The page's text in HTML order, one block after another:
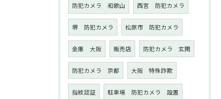
防犯カメラ 和歌山 西宮 防犯カメラ
堺 防犯カメラ 松原市 防犯カメラ
金庫 大阪 販売店 防犯カメラ 玄関
防犯カメラ 京都 大阪 特殊詐欺
指紋認証 駐車場 防犯カメラ 設置